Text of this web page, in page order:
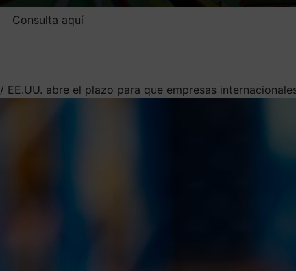
Consulta aquí
/ EE.UU. abre el plazo para que empresas